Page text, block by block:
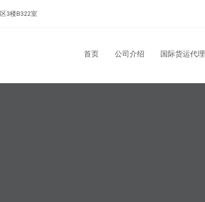
3楼B322室
首页 公司介绍 国际货运代理